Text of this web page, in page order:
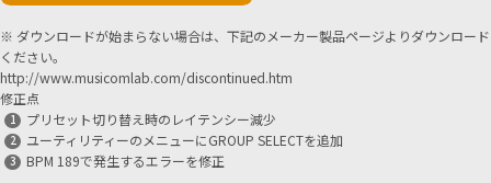
※ ダウンロードが始まらない場合は、下記のメーカー製品ページよりダウンロード
ください。
http://www.musicomlab.com/discontinued.htm
修正点
プリセット切り替え時のレイテンシー減少
ユーティリティーのメニューにGROUP SELECTを追加
BPM 189で発生するエラーを修正